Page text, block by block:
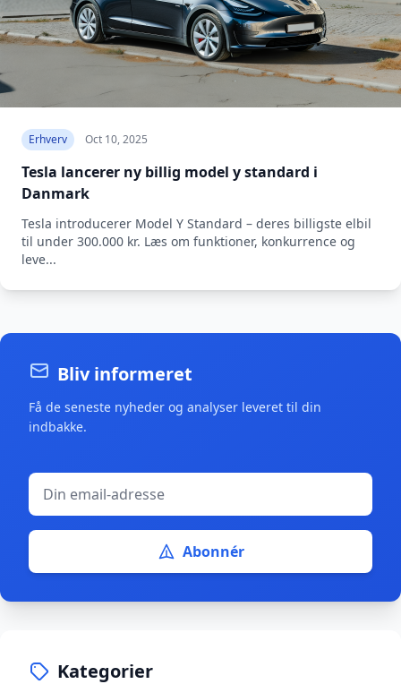
Erhverv Oct 10, 2025
Tesla lancerer ny billig model y standard i
Danmark
Tesla introducerer Model Y Standard – deres billigste elbil
til under 300.000 kr. Læs om funktioner, konkurrence og
leve...
Bliv informeret
Få de seneste nyheder og analyser leveret til din
indbakke.
Abonnér
Kategorier